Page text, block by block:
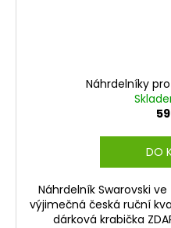
Náhrdelníky pro
DO
Náhrdelník Swarovski
výjimečná česká ruční
dárková krabička